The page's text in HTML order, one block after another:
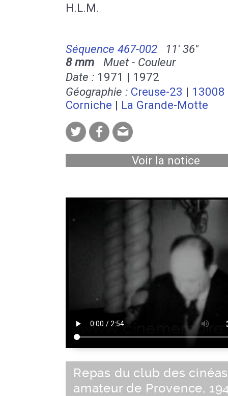
H.L.M.
Séquence 467-002
11' 36''
8 mm Muet - Couleur
Date : 1971 | 1972
Géographie : Creuse-23 | 13008
Corniche | La Grande-Motte
Voir la notice
Repas du club des
amateur de Provence,